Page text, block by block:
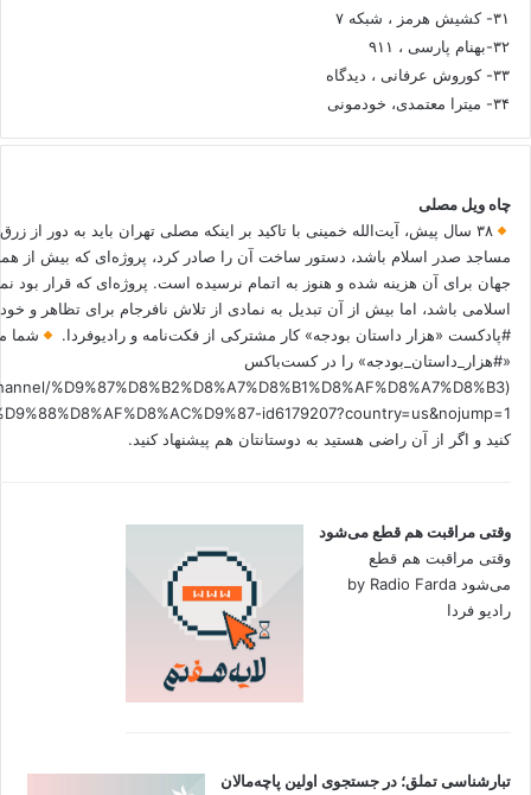
۳۱- کشیش هرمز ، شبکه ۷
۳۲-بهنام پارسی ، ۹۱۱
۳۳- کوروش عرفانی ، دیدگاه
۳۴- میترا معتمدی، خودمونی
چاه ویل مصلی
۳۸ سال پیش، آیت‌الله خمینی با تاکید بر اینکه مصلی تهران باید به دور از
مساجد صدر اسلام باشد، دستور ساخت آن را صادر کرد، پروژه‌ای که بیش از
جهان برای آن هزینه شده و هنوز به اتمام نرسیده است. پروژه‌ای که قرار بود
اسلامی باشد، اما بیش از آن تبدیل به نمادی از تلاش نافرجام برای تظاهر و
#پادکست «هزار داستان بودجه» کار مشترکی از فکت‌نامه و رادیوفردا.
شما
«#هزار_داستان_بودجه» را در کست‌باکس
%D9%87%D8%B2%D8%A7%D8%B1%D8%AF%D8%A7%D8%B3
کنید و اگر از آن راضی هستید به دوستانتان هم پیشنهاد کنید.
وقتی مراقبت هم قطع می‌شود
وقتی مراقبت هم قطع
می‌شود by Radio Farda
رادیو فردا
تبارشناسی تملق؛ در جستجوی اولین‌ پاچه‌مالان